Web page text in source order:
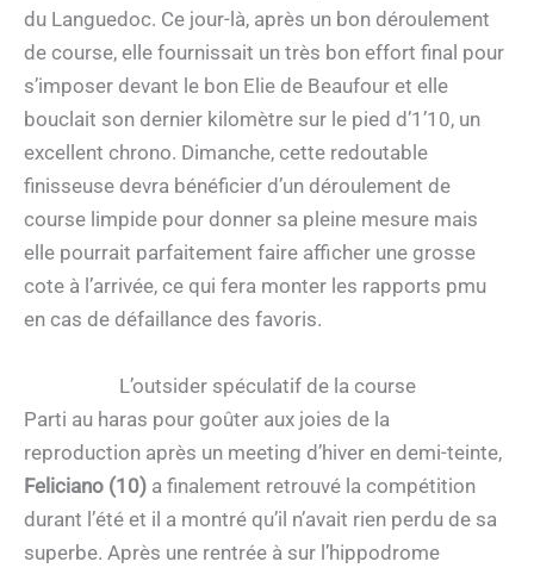
du Languedoc. Ce jour-là, après un bon déroulement
de course, elle fournissait un très bon effort final pour
s’imposer devant le bon Elie de Beaufour et elle
bouclait son dernier kilomètre sur le pied d’1’10, un
excellent chrono. Dimanche, cette redoutable
finisseuse devra bénéficier d’un déroulement de
course limpide pour donner sa pleine mesure mais
elle pourrait parfaitement faire afficher une grosse
cote à l’arrivée, ce qui fera monter les rapports pmu
en cas de défaillance des favoris.
L’outsider spéculatif de la course
Parti au haras pour goûter aux joies de la
reproduction après un meeting d’hiver en demi-teinte,
Feliciano (10) a finalement retrouvé la compétition
durant l’été et il a montré qu’il n’avait rien perdu de sa
superbe. Après une rentrée à sur l’hippodrome